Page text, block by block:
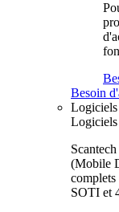
Besoin
Logiciels
Logiciels
(Mobile
complets
SOTI et